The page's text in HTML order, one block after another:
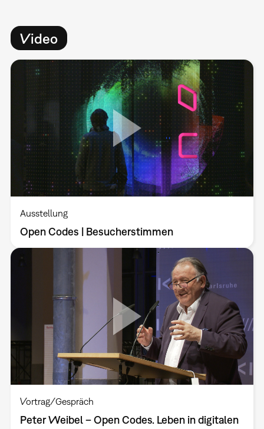
Video
Ausstellung
Open Codes | Besucherstimmen
Vortrag/Gespräch
Peter Weibel – Open Codes. Leben in digitalen